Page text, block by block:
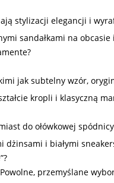
stylizacji elegancji i
sandałkami na
jak subtelny wzór,
kropli i klasyczną
do ołówkowej
dżinsami i białymi
przemyślane